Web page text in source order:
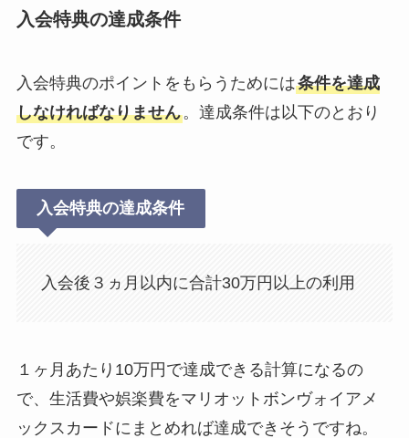
入会特典の達成条件
入会特典のポイントをもらうためには条件を達成
しなければなりません。達成条件は以下のとおり
です。
入会特典の達成条件
入会後３ヵ月以内に合計30万円以上の利用
１ヶ月あたり10万円で達成できる計算になるの
で、生活費や娯楽費をマリオットボンヴォイアメ
ックスカードにまとめれば達成できそうですね。